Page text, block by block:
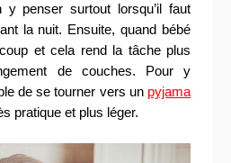
penser surtout lorsqu’il faut
la nuit. Ensuite, quand bébé
et cela rend la tâche plus
de couches. Pour y
de se tourner vers un pyjama
pratique et plus léger.